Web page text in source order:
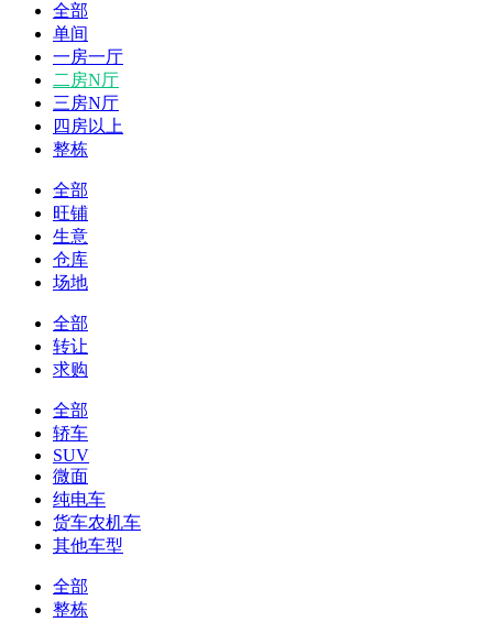
全部
单间
一房一厅
二房N厅
三房N厅
四房以上
整栋
全部
旺铺
生意
仓库
场地
全部
转让
求购
全部
轿车
SUV
微面
纯电车
货车农机车
其他车型
全部
整栋